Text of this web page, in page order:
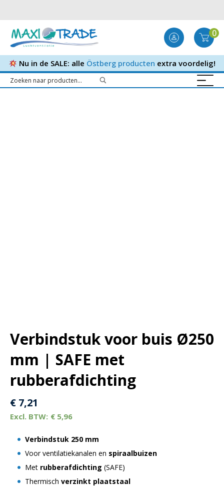
0
Nu in de SALE: alle Östberg producten extra voordelig!
Verbindstuk voor buis Ø250
mm | SAFE met
rubberafdichting
€ 7,21
€ 5,96
Verbindstuk 250 mm
Voor ventilatiekanalen en spiraalbuizen
Met rubberafdichting (SAFE)
Thermisch verzinkt plaatstaal